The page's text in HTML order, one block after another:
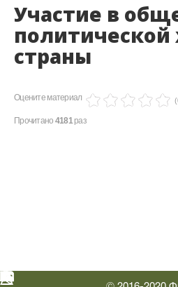
Участие в
страны
Оцените материал
Прочитано 4181раз